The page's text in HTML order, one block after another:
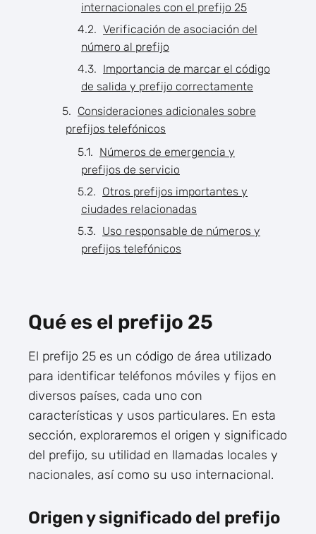
internacionales con el prefijo 25
Verificación de asociación del
número al prefijo
Importancia de marcar el código
de salida y prefijo correctamente
Consideraciones adicionales sobre
prefijos telefónicos
Números de emergencia y
prefijos de servicio
Otros prefijos importantes y
ciudades relacionadas
Uso responsable de números y
prefijos telefónicos
Qué es el prefijo 25
El prefijo 25 es un código de área utilizado
para identificar teléfonos móviles y fijos en
diversos países, cada uno con
características y usos particulares. En esta
sección, exploraremos el origen y significado
del prefijo, su utilidad en llamadas locales y
nacionales, así como su uso internacional.
Origen y significado del prefijo